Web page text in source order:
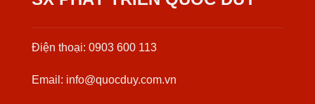
Điện thoại: 0903 600 113
Email: info@quocduy.com.vn